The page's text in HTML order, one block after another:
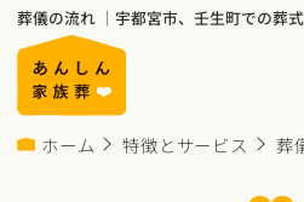
葬儀の流れ ｜宇都宮市、壬生町での葬
ホーム 特徴とサービス 葬